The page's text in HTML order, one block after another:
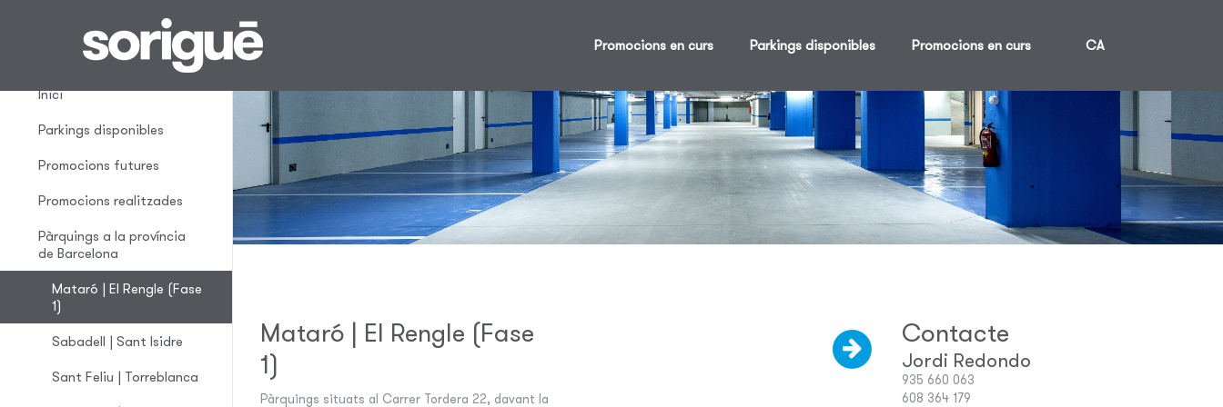
Promocions en curs Parkings disponibles Promocions en curs CA
Mataró | El Rengle
(Fase 1)
Inici
Parkings disponibles
Promocions futures
Promocions realitzades
Pàrquings a la província
de Barcelona
Mataró | El Rengle (Fase
1)
Sabadell | Sant Isidre
Sant Feliu | Torreblanca
Mataró | El Rengle (Fase
1)
Pàrquings situats al Carrer Tordera 22, davant la
Contacte
Jordi Redondo
935 660 063
608 364 179